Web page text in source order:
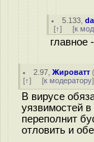
5.133 ,
[↑] [к
главное
2.97 ,Жироватт
[↑] [к модератору]
В вирусе
уязвимостей
переполнит
отловить и